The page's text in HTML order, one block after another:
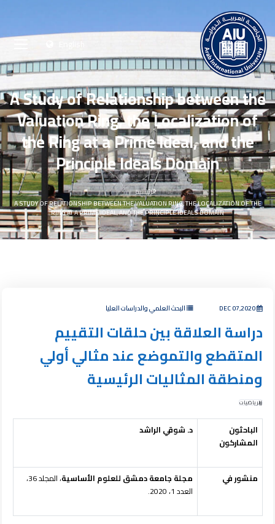
A Study of Relationship between the
Valuation Ring, the Localization of
the Ring at a Prime Ideal, and the
Principle Ideals Domain
الرئيسية
A STUDY OF RELATIONSHIP BETWEEN THE VALUATION RING, THE LOCALIZATION OF THE
RING AT A PRIME IDEAL, AND THE PRINCIPLE IDEALS DOMAIN
DEC 07,2020 البحث العلمي والدراسات العليا
دراسة العلاقة بين حلقات التقييم
المتقطع والتموضع عند مثالي أولي
ومنطقة المثاليات الرئيسية
الرياضيات
الباحثون
المشاركون
د. شوقي الراشد
منشور في مجلة جامعة دمشق للعلوم الأساسية
، المجلد 36،
العدد 1، 2020.